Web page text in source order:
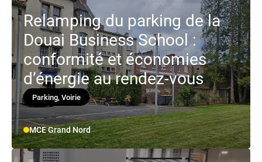
Relamping du parking de la
Douai Business School :
conformité et économies
d’énergie au rendez-vous
Parking, Voirie
MCE Grand Nord